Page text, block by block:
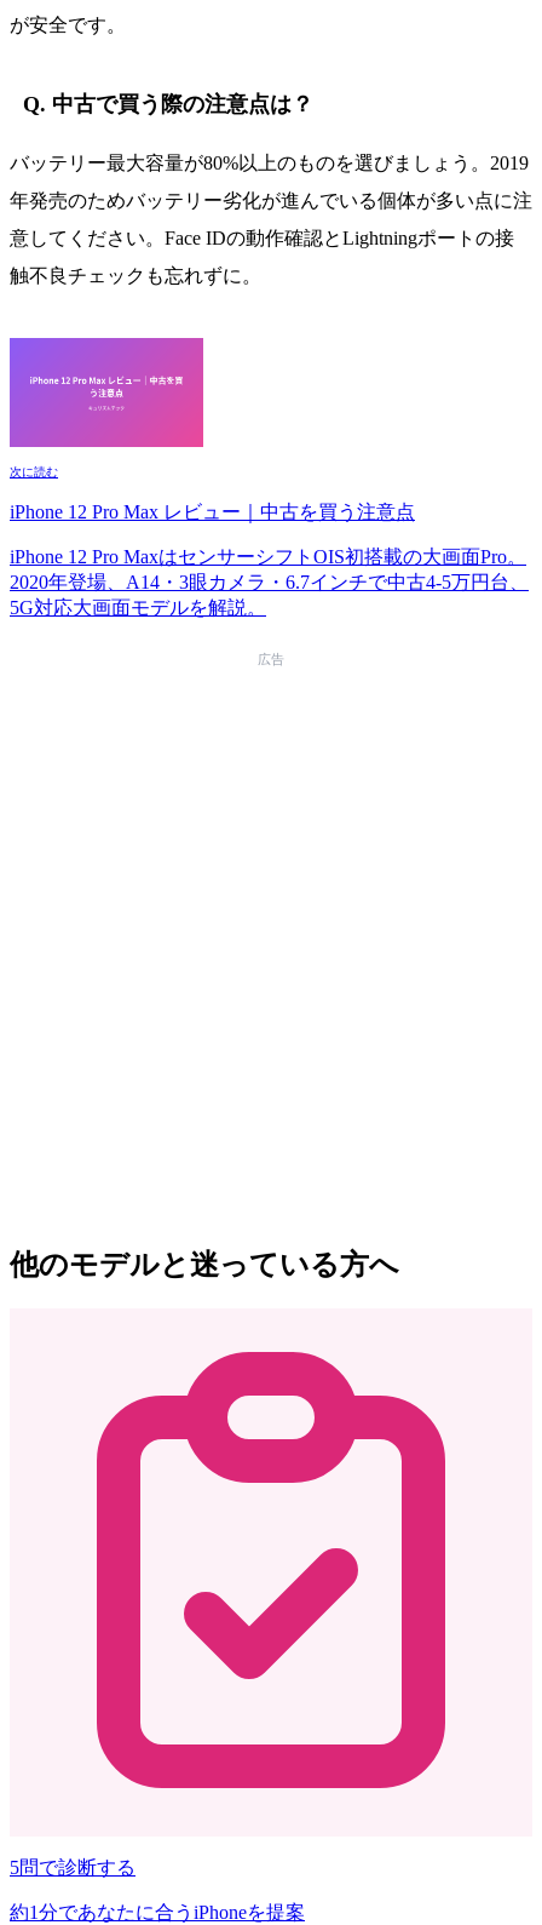
が安全です。
Q. 中古で買う際の注意点は？
バッテリー最大容量が80%以上のものを選びましょう。2019
年発売のためバッテリー劣化が進んでいる個体が多い点に注
意してください。Face IDの動作確認とLightningポートの接
触不良チェックも忘れずに。
次に読む
iPhone 12 Pro Max レビュー｜中古を買う注意点
iPhone 12 Pro MaxはセンサーシフトOIS初搭載の大画面Pro。
2020年登場、A14・3眼カメラ・6.7インチで中古4-5万円台、
5G対応大画面モデルを解説。
広告
他のモデルと迷っている方へ
5問で診断する
約1分であなたに合うiPhoneを提案